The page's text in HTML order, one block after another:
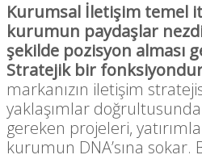
Kurumsal İletişim temel
kurumun paydaşlar
şekilde pozisyon alması
Stratejik bir
markanızın iletişim
yaklaşımlar doğrultusunda
gereken projeleri,
kurumun DNA’sına sokar.